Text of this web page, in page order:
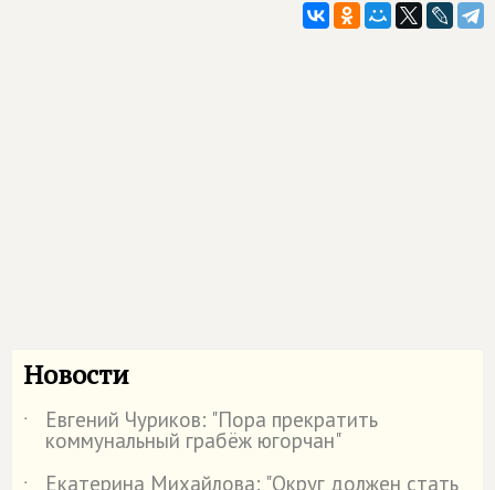
Новости
˙ Евгений Чуриков: "Пора прекратить
коммунальный грабёж югорчан"
Екатерина Михайлова: "Округ должен стать